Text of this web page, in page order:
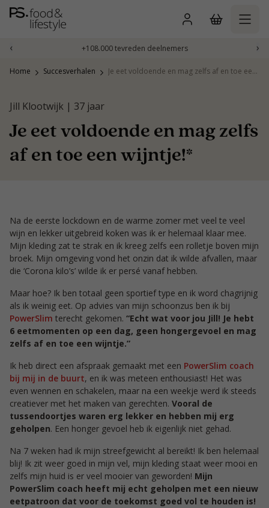
Naar
inhoud
‹ +108.000 tevreden deelnemers ›
Home Succesverhalen Je eet voldoende en mag zelfs af en toe een wijntje!*
Jill Klootwijk | 37 jaar
Je eet voldoende en mag zelfs
af en toe een wijntje!*
Na de eerste lockdown en de warme zomer met veel te veel
wijn en lekker uitgebreid koken was ik er helemaal klaar mee.
Mijn kleding zat te strak en ik kreeg zelfs een rolletje boven mijn
broek. Mijn omgeving vond het onzin dat ik wilde afvallen, maar
die ‘Corona kilo’s’ wilde ik er persé vanaf hebben.
Maar hoe? Ik ben totaal geen sportief type en ik word chagrijnig
als ik weinig eet. Op advies van mijn schoonzus ben ik bij
PowerSlim terecht gekomen. “Echt wat voor jou Jill! Je hebt
6 eetmomenten op een dag, geen hongergevoel en mag
zelfs af en toe een wijntje.”
Ik heb direct een afspraak gemaakt met een PowerSlim coach
bij mij in de buurt, en ik was meteen enthousiast! Het was
even wennen en schakelen, maar na een weekje werd ik steeds
creatiever met het maken van gerechten. Vooral de
tussendoortjes waren erg lekker en hebben mij erg
geholpen. Een honger gevoel heb ik eigenlijk niet gehad.
Na 7 weken had ik mijn streefgewicht al bereikt! Ik ben helemaal
blij! Ik zit weer goed in mijn vel, mijn kleding staat weer mooi en
zelfs mijn huid is er veel mooier van geworden! Mijn
PowerSlim coach heeft mij echt geholpen met een nieuw
eetpatroon dat voor de toekomst goed vol te houden is!